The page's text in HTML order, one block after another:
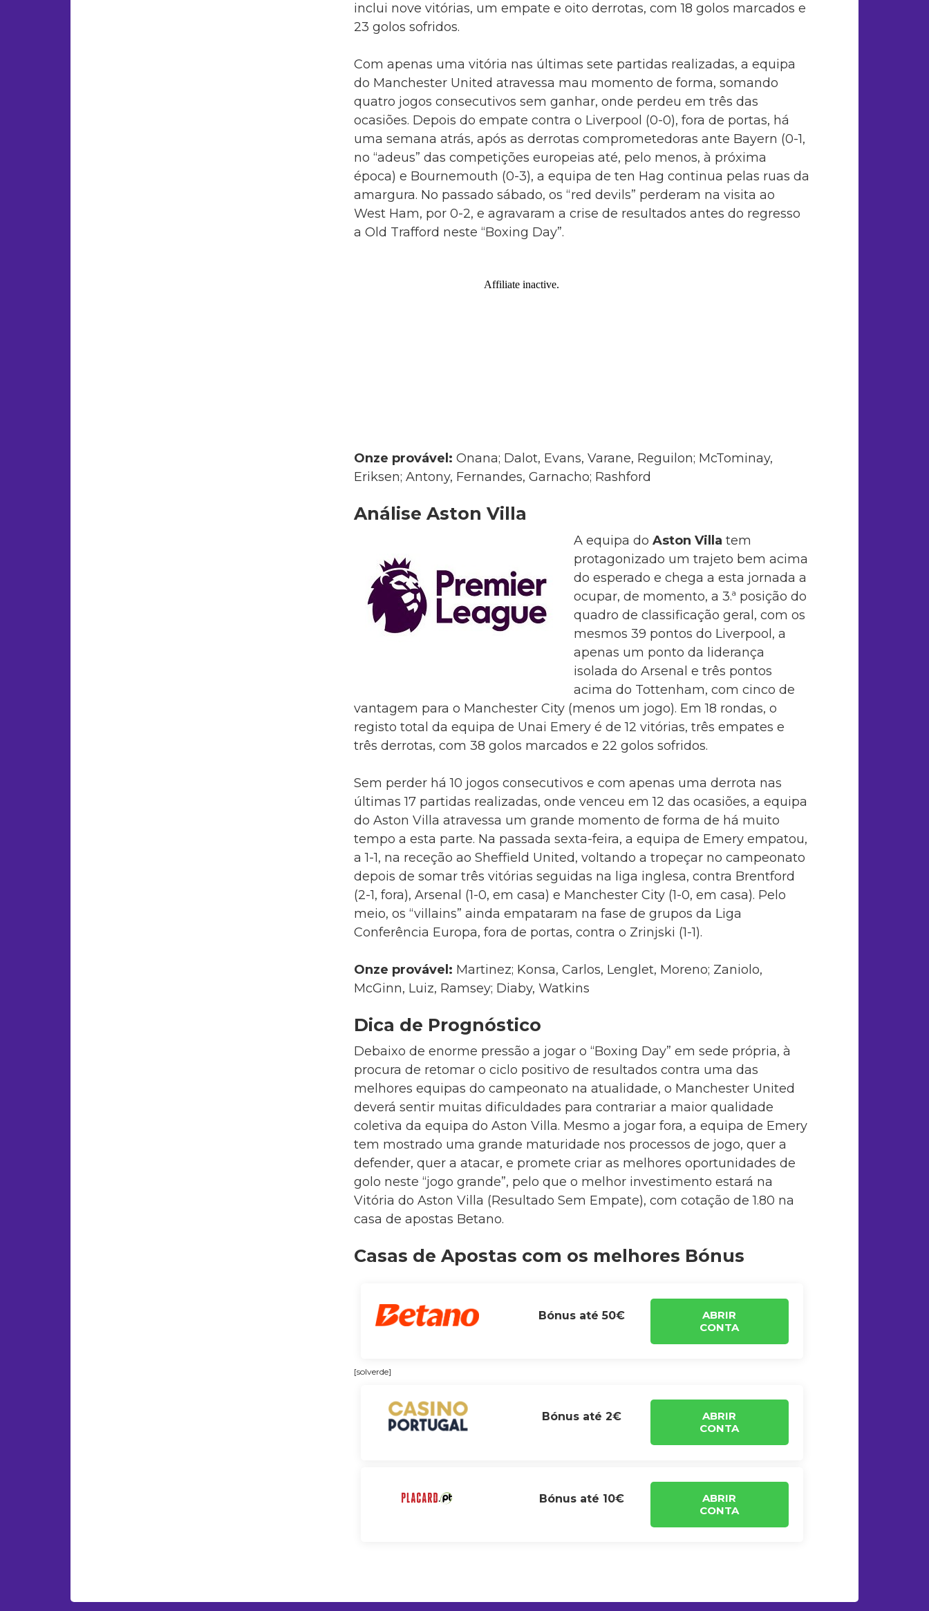
inclui nove vitórias, um empate e oito derrotas, com 18 golos marcados e
23 golos sofridos.
Com apenas uma vitória nas últimas sete partidas realizadas, a equipa
do Manchester United atravessa mau momento de forma, somando
quatro jogos consecutivos sem ganhar, onde perdeu em três das
ocasiões. Depois do empate contra o Liverpool (0-0), fora de portas, há
uma semana atrás, após as derrotas comprometedoras ante Bayern (0-1,
no “adeus” das competições europeias até, pelo menos, à próxima
época) e Bournemouth (0-3), a equipa de ten Hag continua pelas ruas da
amargura. No passado sábado, os “red devils” perderam na visita ao
West Ham, por 0-2, e agravaram a crise de resultados antes do regresso
a Old Trafford neste “Boxing Day”.
Onze provável: Onana; Dalot, Evans, Varane, Reguilon; McTominay,
Eriksen; Antony, Fernandes, Garnacho; Rashford
Análise Aston Villa
A equipa do Aston Villa tem
protagonizado um trajeto bem acima
do esperado e chega a esta jornada a
ocupar, de momento, a 3.ª posição do
quadro de classificação geral, com os
mesmos 39 pontos do Liverpool, a
apenas um ponto da liderança
isolada do Arsenal e três pontos
acima do Tottenham, com cinco de
vantagem para o Manchester City (menos um jogo). Em 18 rondas, o
registo total da equipa de Unai Emery é de 12 vitórias, três empates e
três derrotas, com 38 golos marcados e 22 golos sofridos.
Sem perder há 10 jogos consecutivos e com apenas uma derrota nas
últimas 17 partidas realizadas, onde venceu em 12 das ocasiões, a equipa
do Aston Villa atravessa um grande momento de forma de há muito
tempo a esta parte. Na passada sexta-feira, a equipa de Emery empatou,
a 1-1, na receção ao Sheffield United, voltando a tropeçar no campeonato
depois de somar três vitórias seguidas na liga inglesa, contra Brentford
(2-1, fora), Arsenal (1-0, em casa) e Manchester City (1-0, em casa). Pelo
meio, os “villains” ainda empataram na fase de grupos da Liga
Conferência Europa, fora de portas, contra o Zrinjski (1-1).
Onze provável: Martinez; Konsa, Carlos, Lenglet, Moreno; Zaniolo,
McGinn, Luiz, Ramsey; Diaby, Watkins
Dica de Prognóstico
Debaixo de enorme pressão a jogar o “Boxing Day” em sede própria, à
procura de retomar o ciclo positivo de resultados contra uma das
melhores equipas do campeonato na atualidade, o Manchester United
deverá sentir muitas dificuldades para contrariar a maior qualidade
coletiva da equipa do Aston Villa. Mesmo a jogar fora, a equipa de Emery
tem mostrado uma grande maturidade nos processos de jogo, quer a
defender, quer a atacar, e promete criar as melhores oportunidades de
golo neste “jogo grande”, pelo que o melhor investimento estará na
Vitória do Aston Villa (Resultado Sem Empate), com cotação de 1.80 na
casa de apostas Betano.
Casas de Apostas com os melhores Bónus
Bónus até 50€
ABRIR
CONTA
[solverde]
Bónus até 2€
ABRIR
CONTA
Bónus até 10€
ABRIR
CONTA